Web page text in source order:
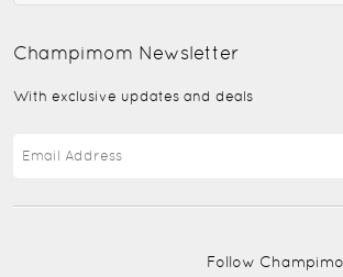
Champimom Newsletter
With exclusive updates and deals
Follow